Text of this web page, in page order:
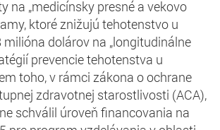
na „medicínsky presné a vekovo
ktoré znižujú tehotenstvo u
milióna dolárov na „longitudinálne
prevencie tehotenstva u
toho, v rámci zákona o ochrane
zdravotnej starostlivosti (ACA),
schválil úroveň financovania na